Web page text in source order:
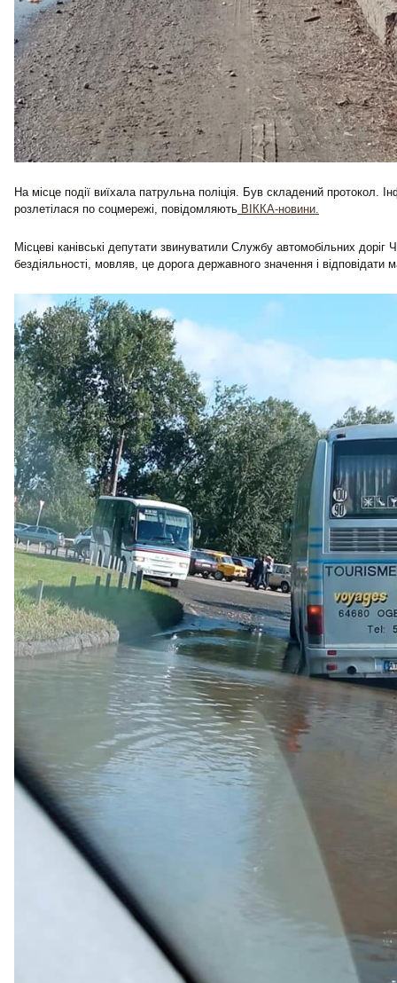
На місце події виїхала патрульна поліція. Був складений протокол.
розлетілася по соцмережі, повідомляють ВІККА-новини.
Місцеві канівські депутати звинуватили Службу автомобільних доріг
бездіяльності, мовляв, це дорога державного значення і відповідати